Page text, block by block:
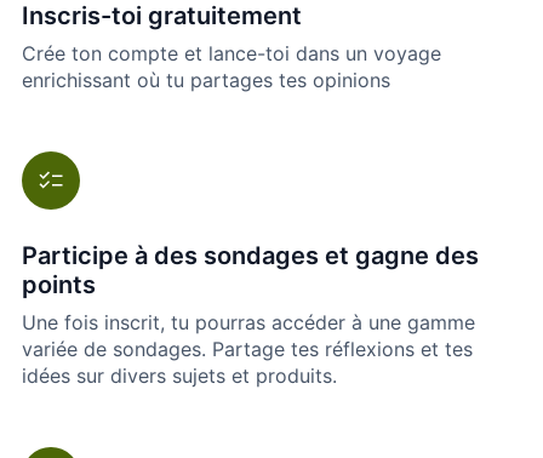
Inscris-toi gratuitement
Crée ton compte et lance-toi dans un voyage
enrichissant où tu partages tes opinions
Participe à des sondages et gagne des
points
Une fois inscrit, tu pourras accéder à une gamme
variée de sondages. Partage tes réflexions et tes
idées sur divers sujets et produits.